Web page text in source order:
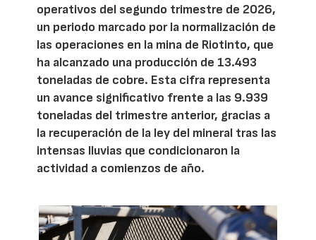
operativos del segundo trimestre de 2026,
un periodo marcado por la normalización de
las operaciones en la mina de Riotinto, que
ha alcanzado una producción de 13.493
toneladas de cobre. Esta cifra representa
un avance significativo frente a las 9.939
toneladas del trimestre anterior, gracias a
la recuperación de la ley del mineral tras las
intensas lluvias que condicionaron la
actividad a comienzos de año.